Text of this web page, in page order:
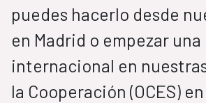
puedes hacerlo desde
en Madrid o empezar
internacional en
la Cooperación (OCES)